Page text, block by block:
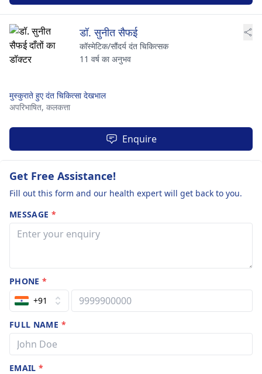
डॉ. सुनीत सैफई
कॉस्मेटिक/सौंदर्य दंत चिकित्सक
11 वर्ष का अनुभव
मुस्कुराते हुए दंत चिकित्सा देखभाल
अपरिभाषित, कलकत्ता
Enquire
Get Free Assistance!
Fill out this form and our health expert will get back to you.
MESSAGE *
PHONE*
+91
FULL NAME *
EMAIL*